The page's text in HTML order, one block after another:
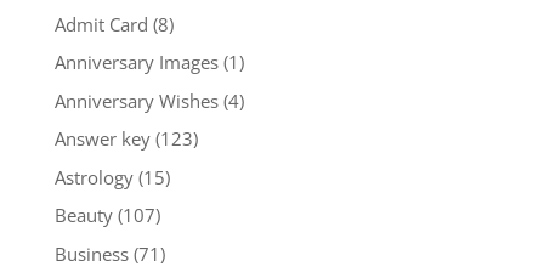
Admit Card (8)
Anniversary Images(1)
Anniversary Wishes(4)
Answer key(123)
Astrology(15)
Beauty(107)
Business(71)